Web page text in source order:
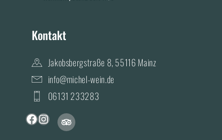
Kontakt
Jakobsbergstraße 8, 55116 Mainz
info@michel-wein.de
06131 233283
F I T
r